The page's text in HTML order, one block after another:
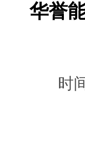
华誉
时